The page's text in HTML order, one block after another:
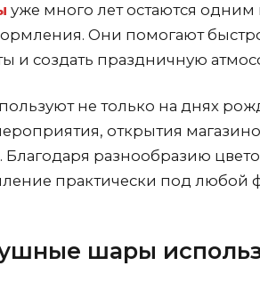
уже много лет остаются
Они помогают
и создать праздничную
не только на днях
открытия
Благодаря разнообразию
практически под любой
шары